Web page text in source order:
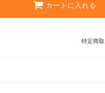
カートに入れる
特定商